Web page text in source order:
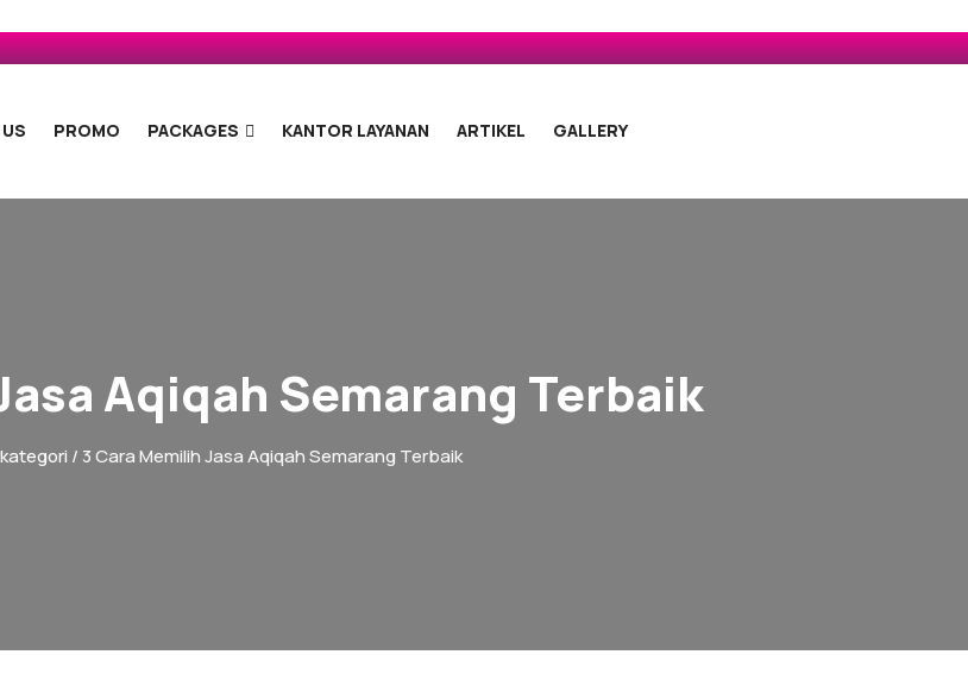
PROMO PACKAGES KANTOR LAYANAN ARTIKEL GALLERY
Aqiqah Semarang Terbaik
/ 3 Cara Memilih Jasa Aqiqah Semarang Terbaik